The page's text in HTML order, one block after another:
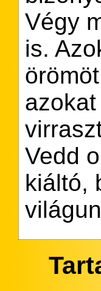
Végy
is.
Vedd
kiáltó,